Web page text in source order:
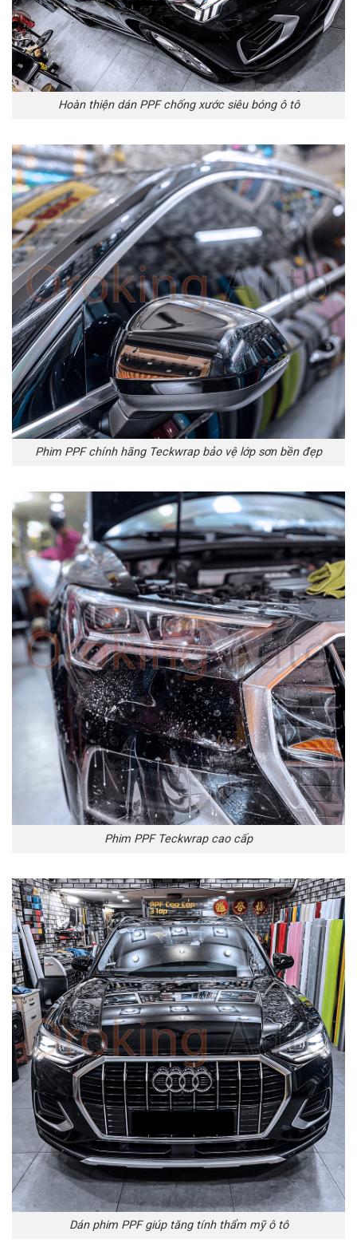
Hoàn thiện dán PPF chống xước siêu bóng ô tô
Phim PPF chính hãng Teckwrap bảo vệ lớp sơn bền đẹp
Phim PPF Teckwrap cao cấp
Dán phim PPF giúp tăng tính thẩm mỹ ô tô